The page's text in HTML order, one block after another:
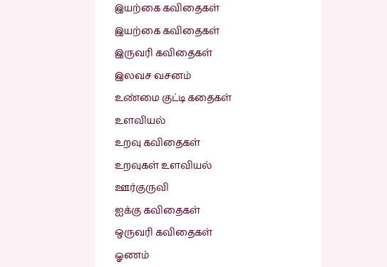
இயற்கை கவிதைகள்
இயற்கை கவிதைகள்
இருவரி கவிதைகள்
இலவச வசனம்
உண்மை குட்டி கதைகள்
உளவியல்
உறவு கவிதைகள்
உறவுகள் உளவியல்
ஊர்குருவி
ஐக்கு கவிதைகள்
ஒருவரி கவிதைகள்
ஓணம்